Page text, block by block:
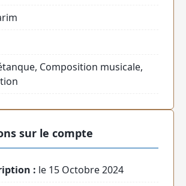
Composition musicale,
sur le compte
: le 15 Octobre 2024